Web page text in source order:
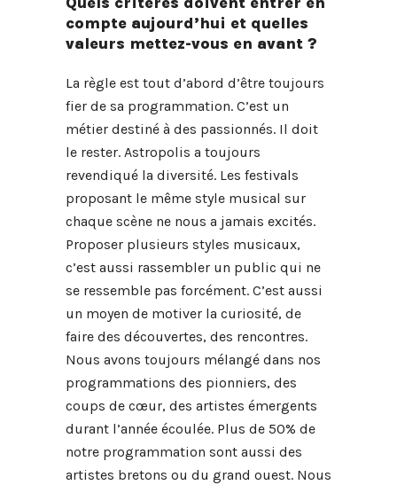
compte aujourd’hui et quelles
valeurs mettez-vous en avant ?
La règle est tout d’abord d’être toujours
fier de sa programmation. C’est un
métier destiné à des passionnés. Il doit
le rester. Astropolis a toujours
revendiqué la diversité. Les festivals
proposant le même style musical sur
chaque scène ne nous a jamais excités.
Proposer plusieurs styles musicaux,
c’est aussi rassembler un public qui ne
se ressemble pas forcément. C’est aussi
un moyen de motiver la curiosité, de
faire des découvertes, des rencontres.
Nous avons toujours mélangé dans nos
programmations des pionniers, des
coups de cœur, des artistes émergents
durant l’année écoulée. Plus de 50% de
notre programmation sont aussi des
artistes bretons ou du grand ouest. Nous